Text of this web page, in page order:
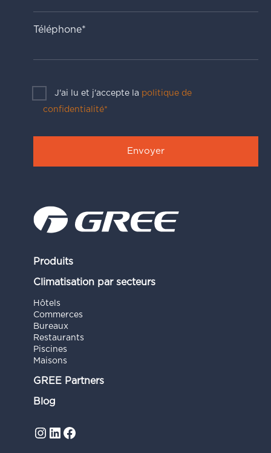
Téléphone*
J'ai lu et j'accepte la politique de
confidentialité*
Produits
Climatisation par secteurs
Hôtels
Commerces
Bureaux
Restaurants
Piscines
Maisons
GREE Partners
Blog
Instagram
LinkedIn
Facebook